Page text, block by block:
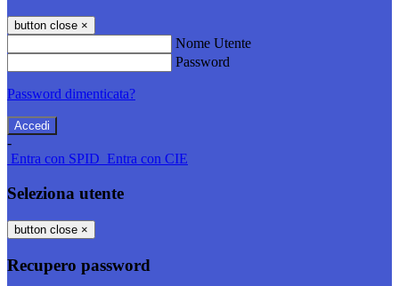
button close ×
Nome Utente
Password
Password dimenticata?
-
Entra con SPID Entra con CIE
Seleziona utente
button close ×
Recupero password